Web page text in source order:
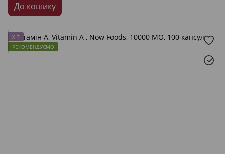
До кошику
ХІТ
РЕКОМЕНДУЄМО